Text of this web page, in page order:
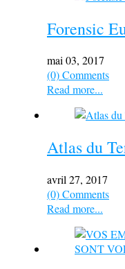
Forensic
mai 03, 2017
(0) Comments
Read more...
Atlas du
avril 27, 2017
(0) Comments
Read more...